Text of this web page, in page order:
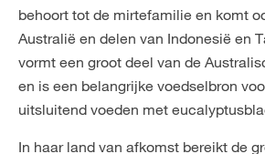
behoort tot de mirtefamilie en komt
Australië en delen van Indonesië en
vormt een groot deel van de
en is een belangrijke voedselbron
uitsluitend voeden met
In haar land van afkomst bereikt de